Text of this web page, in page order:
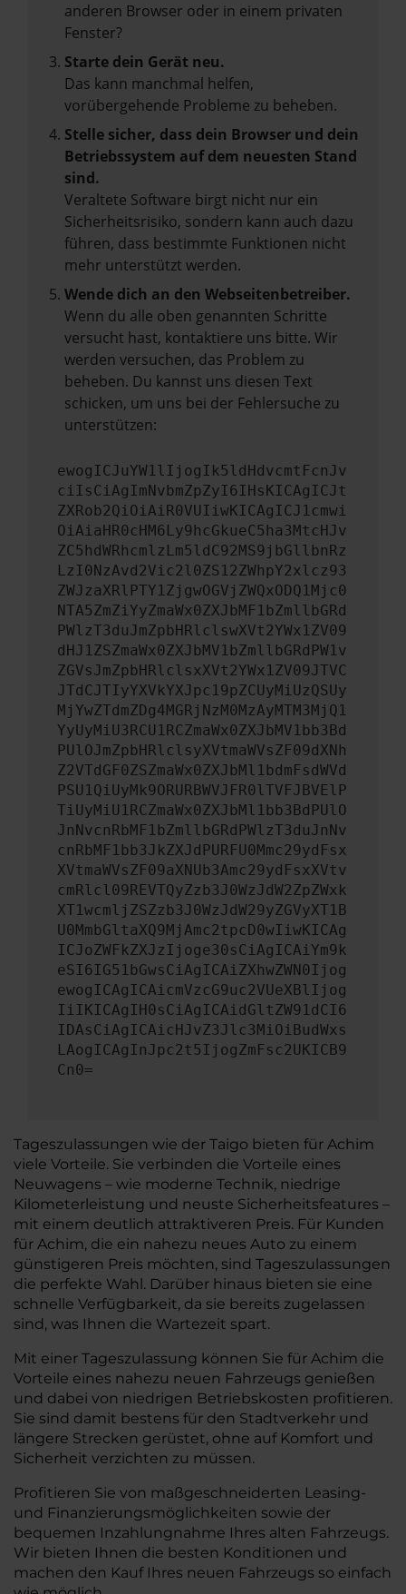
anderen Browser oder in einem privaten
Fenster?
Starte dein Gerät neu.
Das kann manchmal helfen,
vorübergehende Probleme zu beheben.
Stelle sicher, dass dein Browser und dein
Betriebssystem auf dem neuesten Stand
sind.
Veraltete Software birgt nicht nur ein
Sicherheitsrisiko, sondern kann auch dazu
führen, dass bestimmte Funktionen nicht
mehr unterstützt werden.
Wende dich an den Webseitenbetreiber.
Wenn du alle oben genannten Schritte
versucht hast, kontaktiere uns bitte. Wir
werden versuchen, das Problem zu
beheben. Du kannst uns diesen Text
schicken, um uns bei der Fehlersuche zu
unterstützen:
ewogICJuYW1lIjogIk5ldHdvcmtFcnJv
ciIsCiAgImNvbmZpZyI6IHsKICAgICJt
ZXRob2QiOiAiR0VUIiwKICAgICJ1cmwi
OiAiaHR0cHM6Ly9hcGkueC5ha3MtcHJv
ZC5hdWRhcmlzLm5ldC92MS9jbGllbnRz
LzI0NzAvd2Vic2l0ZS12ZWhpY2xlcz93
ZWJzaXRlPTY1ZjgwOGVjZWQxODQ1Mjc0
NTA5ZmZiYyZmaWx0ZXJbMF1bZmllbGRd
PWlzT3duJmZpbHRlclswXVt2YWx1ZV09
dHJ1ZSZmaWx0ZXJbMV1bZmllbGRdPW1v
ZGVsJmZpbHRlclsxXVt2YWx1ZV09JTVC
JTdCJTIyYXVkYXJpc19pZCUyMiUzQSUy
MjYwZTdmZDg4MGRjNzM0MzAyMTM3MjQ1
YyUyMiU3RCU1RCZmaWx0ZXJbMV1bb3Bd
PUlOJmZpbHRlclsyXVtmaWVsZF09dXNh
Z2VTdGF0ZSZmaWx0ZXJbMl1bdmFsdWVd
PSU1QiUyMk9ORURBWVJFR0lTVFJBVElP
TiUyMiU1RCZmaWx0ZXJbMl1bb3BdPUlO
JnNvcnRbMF1bZmllbGRdPWlzT3duJnNv
cnRbMF1bb3JkZXJdPURFU0Mmc29ydFsx
XVtmaWVsZF09aXNUb3Amc29ydFsxXVtv
cmRlcl09REVTQyZzb3J0WzJdW2ZpZWxk
XT1wcmljZSZzb3J0WzJdW29yZGVyXT1B
U0MmbGltaXQ9MjAmc2tpcD0wIiwKICAg
ICJoZWFkZXJzIjoge30sCiAgICAiYm9k
eSI6IG51bGwsCiAgICAiZXhwZWN0Ijog
ewogICAgICAicmVzcG9uc2VUeXBlIjog
IiIKICAgIH0sCiAgICAidGltZW91dCI6
IDAsCiAgICAicHJvZ3Jlc3MiOiBudWxs
LAogICAgInJpc2t5IjogZmFsc2UKICB9
Cn0=
Tageszulassungen wie der Taigo bieten für Achim
viele Vorteile. Sie verbinden die Vorteile eines
Neuwagens – wie moderne Technik, niedrige
Kilometerleistung und neuste Sicherheitsfeatures –
mit einem deutlich attraktiveren Preis. Für Kunden
für Achim, die ein nahezu neues Auto zu einem
günstigeren Preis möchten, sind Tageszulassungen
die perfekte Wahl. Darüber hinaus bieten sie eine
schnelle Verfügbarkeit, da sie bereits zugelassen
sind, was Ihnen die Wartezeit spart.
Mit einer Tageszulassung können Sie für Achim die
Vorteile eines nahezu neuen Fahrzeugs genießen
und dabei von niedrigen Betriebskosten profitieren.
Sie sind damit bestens für den Stadtverkehr und
längere Strecken gerüstet, ohne auf Komfort und
Sicherheit verzichten zu müssen.
Profitieren Sie von maßgeschneiderten Leasing-
und Finanzierungsmöglichkeiten sowie der
bequemen Inzahlungnahme Ihres alten Fahrzeugs.
Wir bieten Ihnen die besten Konditionen und
machen den Kauf Ihres neuen Fahrzeugs so einfach